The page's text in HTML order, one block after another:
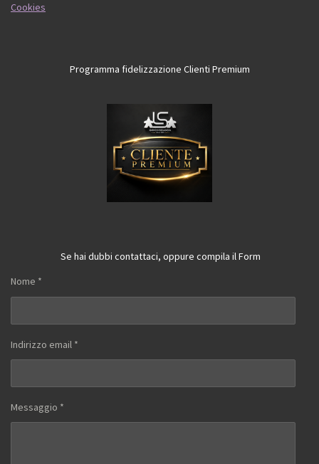
Cookies
Programma fidelizzazione Clienti Premium
Se hai dubbi contattaci, oppure compila il Form
Nome *
Indirizzo email *
Messaggio *